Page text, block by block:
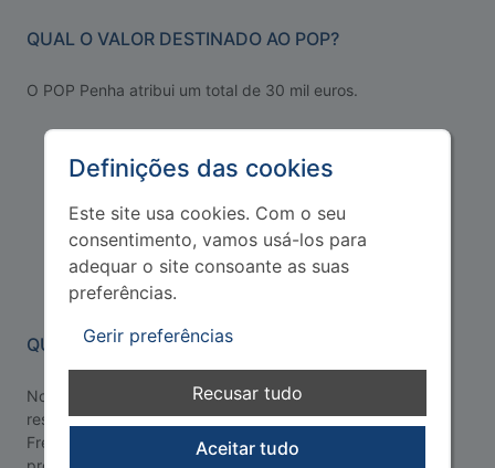
QUAL O VALOR DESTINADO AO POP?
O POP Penha atribui um total de 30 mil euros.
QUEM PODE APRESENTAR PROPOSTAS?
No POP é qualquer cidadão com mais de 16 anos que
resida, estude, trabalhe ou exerça funções cívicas na
Freguesia da Penha de França. No POP Escolas as
Definições das cookies
Este site usa cookies. Com o seu
consentimento, vamos usá-los para
adequar o site consoante as suas
preferências.
Gerir preferências
Recusar tudo
Aceitar tudo